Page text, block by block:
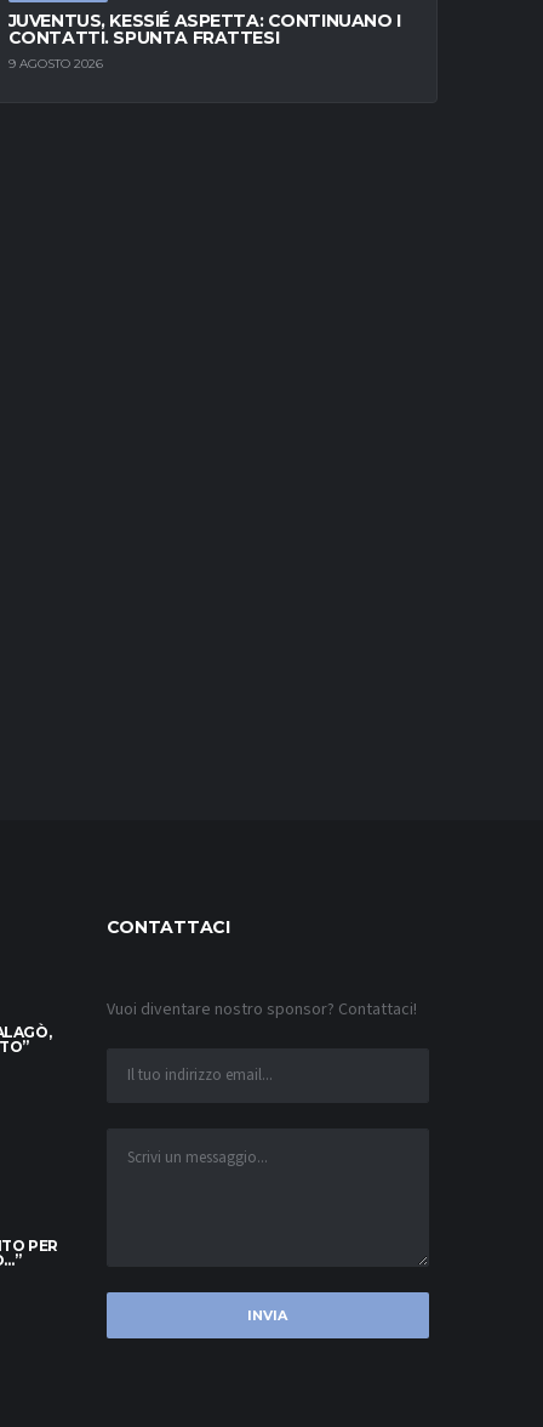
JUVENTUS, KESSIÉ ASPETTA: CONTINUANO I
CONTATTI. SPUNTA FRATTESI
9 AGOSTO 2026
PER
CONTATTACI
Vuoi diventare nostro sponsor? Contattaci!